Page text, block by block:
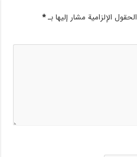
الحقول الإلزامية مشار إليها بـ*